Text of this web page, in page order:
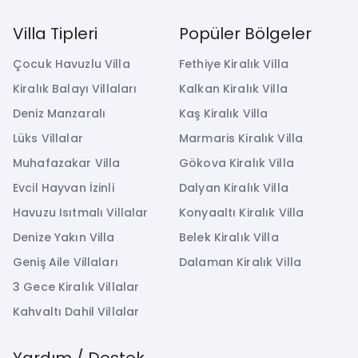
Villa Tipleri
Çocuk Havuzlu Villa
Kiralık Balayı Villaları
Deniz Manzaralı
Lüks Villalar
Muhafazakar Villa
Evcil Hayvan İzinli
Havuzu Isıtmalı Villalar
Denize Yakın Villa
Geniş Aile Villaları
3 Gece Kiralık Villalar
Kahvaltı Dahil Villalar
Popüler Bölgeler
Fethiye Kiralık Villa
Kalkan Kiralık Villa
Kaş Kiralık Villa
Marmaris Kiralık Villa
Gökova Kiralık Villa
Dalyan Kiralık Villa
Konyaaltı Kiralık Villa
Belek Kiralık Villa
Dalaman Kiralık Villa